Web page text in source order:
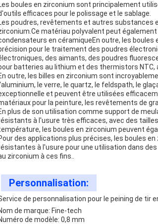
boules en zirconium sont principalement
efficaces pour le polissage et le sablage.
poudres, revêtements et autres substances
matériau polyvalent peut
en céramiqueEn outre, les
pour le traitement des poudres
des aimants, des poudres
batteries au lithium et des thermistors NTC,
outre, les billes en zirconium sont
le verre, le quartz, le feldspath, le
et peuvent être utilisées
pour la peinture, les revêtements de
plus de son utilisation comme support de
à l'usure très efficaces, avec des
les boules en zirconium peuvent
des applications plus précises, les boules
à l'usure pour une utilisation dans
zirconium à ces fins..
Personnalisation:
de personnalisation pour le peining de tir
de marque: Fine-tech
de modèle: 0,8 mm